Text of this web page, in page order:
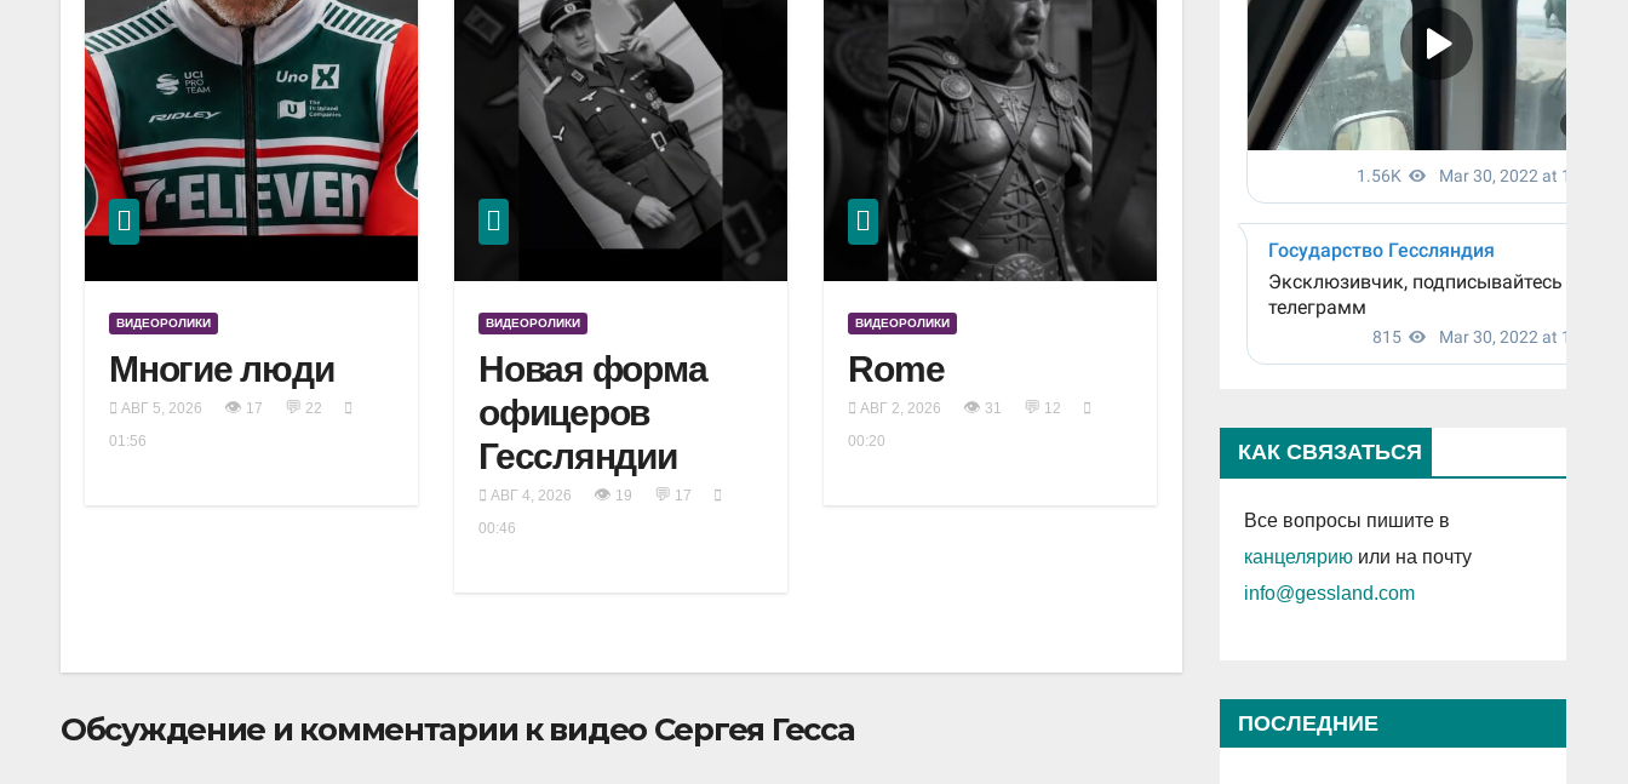
ВИДЕОРОЛИКИ
Многие люди
АВГ 5, 2026 👁 17 💬 22
01:56
ВИДЕОРОЛИКИ
Новая форма
офицеров
Гессляндии
АВГ 4, 2026 👁 19 💬 17
00:46
ВИДЕОРОЛИКИ
Rome
АВГ 2, 2026 👁 31 💬 12
00:20
Обсуждение и комментарии к видео Сергея Гесса
КАК СВЯЗАТЬСЯ
Все вопросы пишите в
канцеляриюили на почту
info@gessland.com
ПОСЛЕДНИЕ